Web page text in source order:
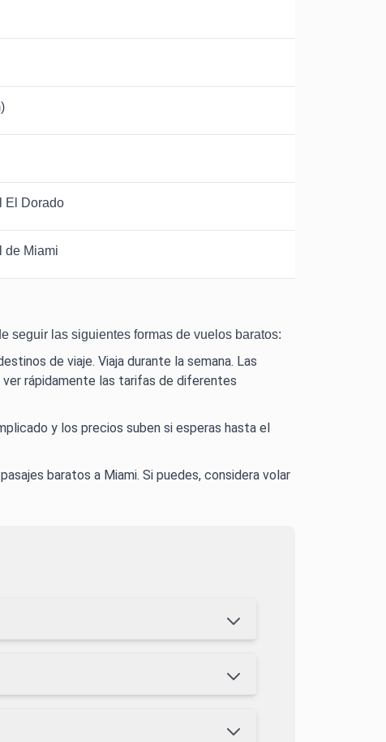
El Dorado
de Miami
seguir las siguientes formas de vuelos baratos:
de viaje. Viaja durante la semana. Las
ver rápidamente las tarifas de diferentes
y los precios suben si esperas hasta el
baratos a Miami. Si puedes, considera volar